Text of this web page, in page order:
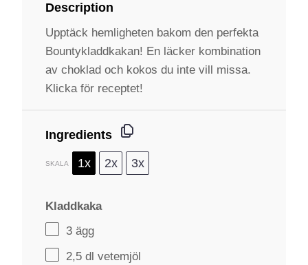
Description
Upptäck hemligheten bakom den perfekta
Bountykladdkakan! En läcker kombination
av choklad och kokos du inte vill missa.
Klicka för receptet!
Ingredients
SKALA 1x 2x 3x
Kladdkaka
3 ägg
2,5 dl vetemjöl